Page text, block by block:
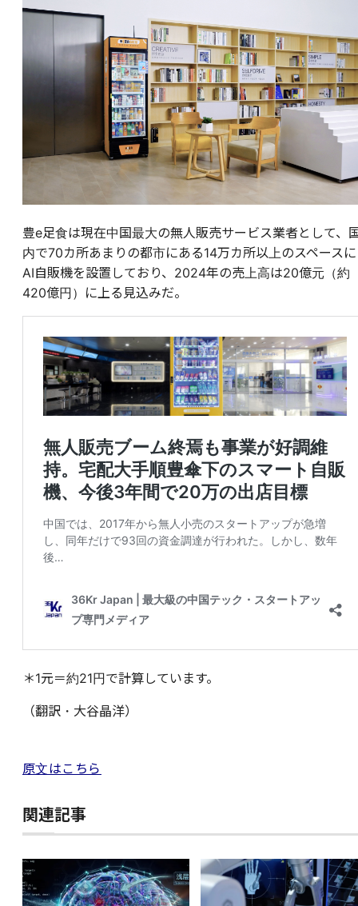
豊e足食は現在中国最大の無人販売サービス業者として、
内で70カ所あまりの都市にある14万カ所以上のスペースに
AI自販機を設置しており、2024年の売上高は20億元（約
420億円）に上る見込みだ。
＊1元＝約21円で計算しています。
（翻訳・大谷晶洋）
原文はこちら
関連記事